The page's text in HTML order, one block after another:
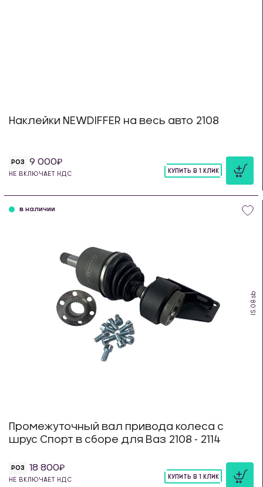
Наклейки NEWDIFFER на весь авто 2108
РОЗ 9 000
НЕ ВКЛЮЧАЕТ НДС
КУПИТЬ В 1 КЛИК
IS.08.sb
в наличии
Промежуточный вал привода колеса с
шрус Спорт в сборе для Ваз 2108 - 2114
РОЗ 18 800
НЕ ВКЛЮЧАЕТ НДС
КУПИТЬ В 1 КЛИК